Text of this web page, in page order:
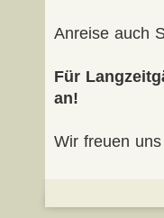
Anreise auch
Für
an!
Wir freuen